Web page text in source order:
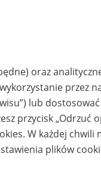
akt w
Daty
1988 -
oraz
przez
lub
przycisk „Odrzuć
W każdej chwili
plików